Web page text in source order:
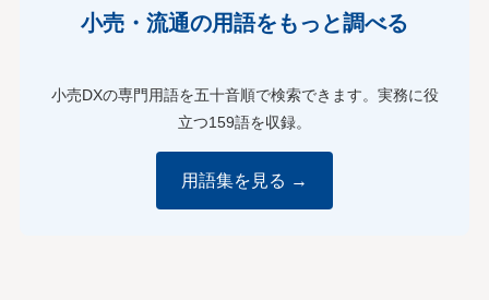
小売・流通の用語をもっと調べる
小売DXの専門用語を五十音順で検索できます。実務に役
立つ159語を収録。
用語集を見る →